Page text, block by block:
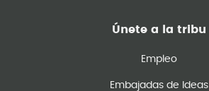
Únete a la tribu
Empleo
Embajadas de Ideas